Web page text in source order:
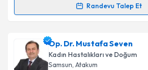
Randevu Talep Et
takvim hazırlandığında e-posta ile
E-posta Adresiniz
Op. Dr. Mustafa Seven
Kadın Hastalıkları ve Doğum
Samsun, Atakum